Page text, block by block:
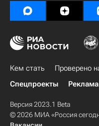
Кем стать Проверено
Спецпроекты
Реклама
Версия 2023.1 Beta
© 2026 МИА «Россия